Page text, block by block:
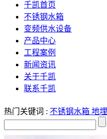
千凯首页
不锈钢水箱
变频供水设备
产品中心
工程案例
新闻资讯
关于千凯
联系千凯
热门关键词 : 不锈钢水箱 地